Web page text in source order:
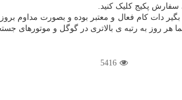
سفارش پکیج کلیک کنید.
دات کام فعال و معتبر بوده و بصورت مداوم
روز به رتبه ی بالاتری در گوگل و موتورهای
5416